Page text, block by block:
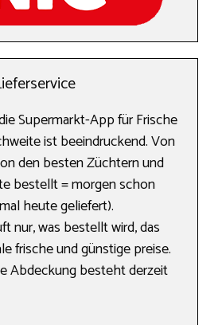
Supermarkt-App für Frische
ist beeindruckend. Von
den besten Züchtern und
bestellt = morgen schon
heute geliefert).
nur, was bestellt wird, das
frische und günstige preise.
Abdeckung besteht derzeit